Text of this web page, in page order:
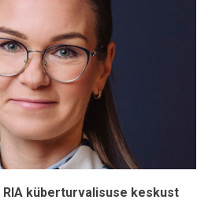
küberturvalisuse keskust